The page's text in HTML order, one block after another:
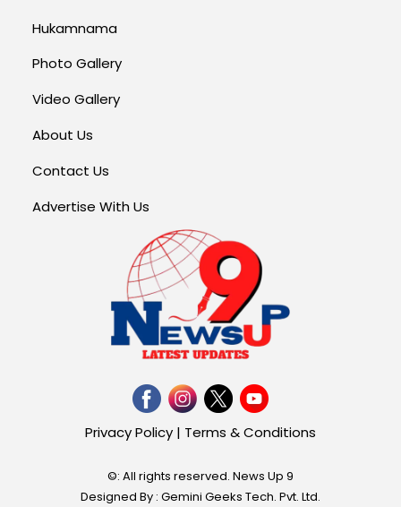
Hukamnama
Photo Gallery
Video Gallery
About Us
Contact Us
Advertise With Us
Privacy Policy | Terms & Conditions
©: All rights reserved. News Up 9
Designed By : Gemini Geeks Tech. Pvt. Ltd.